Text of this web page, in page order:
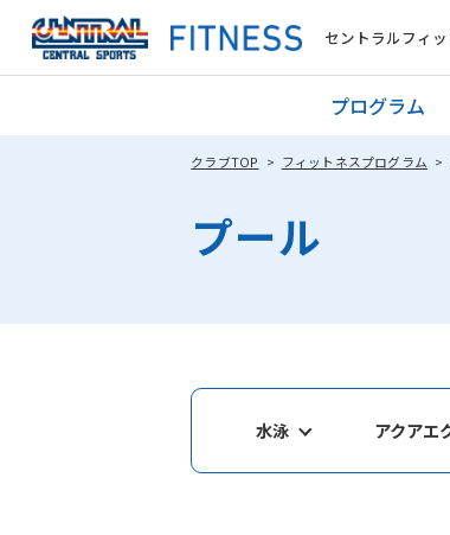
セントラルフィ
プログラム
クラブTOP フィットネスプログラム
プール
水泳 アクアエ